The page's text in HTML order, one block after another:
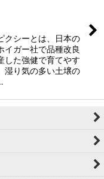
クシーとは、日本の
イガー社で品種改良
した強健で育てやす
湿り気の多い土壌の